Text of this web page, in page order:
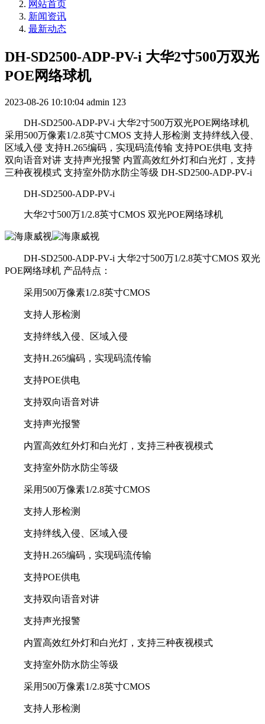
网站首页
新闻资讯
最新动态
DH-SD2500-ADP-PV-i 大华2寸500万双光
POE网络球机
2023-08-26 10:10:04 admin 123
DH-SD2500-ADP-PV-i 大华2寸500万双光POE网络球机
采用500万像素1/2.8英寸CMOS 支持人形检测 支持绊线入侵、
区域入侵 支持H.265编码，实现码流传输 支持POE供电 支持
双向语音对讲 支持声光报警 内置高效红外灯和白光灯，支持
三种夜视模式 支持室外防水防尘等级 DH-SD2500-ADP-PV-i
DH-SD2500-ADP-PV-i
大华2寸500万1/2.8英寸CMOS 双光POE网络球机
DH-SD2500-ADP-PV-i 大华2寸500万1/2.8英寸CMOS 双光
POE网络球机 产品特点：
采用500万像素1/2.8英寸CMOS
支持人形检测
支持绊线入侵、区域入侵
支持H.265编码，实现码流传输
支持POE供电
支持双向语音对讲
支持声光报警
内置高效红外灯和白光灯，支持三种夜视模式
支持室外防水防尘等级
采用500万像素1/2.8英寸CMOS
支持人形检测
支持绊线入侵、区域入侵
支持H.265编码，实现码流传输
支持POE供电
支持双向语音对讲
支持声光报警
内置高效红外灯和白光灯，支持三种夜视模式
支持室外防水防尘等级
采用500万像素1/2.8英寸CMOS
支持人形检测